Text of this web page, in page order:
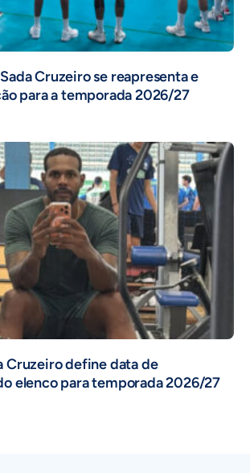
Cruzeiro se reapresenta e
para a temporada 2026/27
Cruzeiro define data de
elenco para temporada 2026/27